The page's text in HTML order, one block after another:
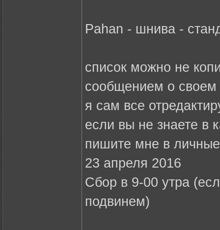
Pahan - шнива -
список можно не
сообщением о своем
я сам все
если вы не знаете в
пишите мне в
23 апреля 2016
Сбор в 9-00 утра
подвинем)